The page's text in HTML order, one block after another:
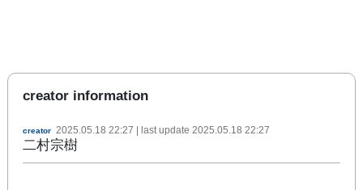
creator information
creator 2025.05.18 22:27 | last update 2025.05.18 22:27
二村宗樹